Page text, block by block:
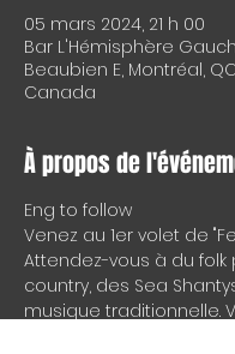
05 mars 2024, 21 h 00
Bar L'Hémisphère
Beaubien E, Montréal, QC
Canada
À propos de
Eng to follow
Venez au 1er volet de
Attendez-vous à du folk
country, des Sea
musique traditionnelle.